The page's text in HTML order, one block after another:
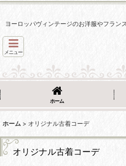
ヨーロッパヴィンテージのお洋服やフラ
メニュー
ホーム
ホーム > オリジナル古着コーデ
オリジナル古着コーデ